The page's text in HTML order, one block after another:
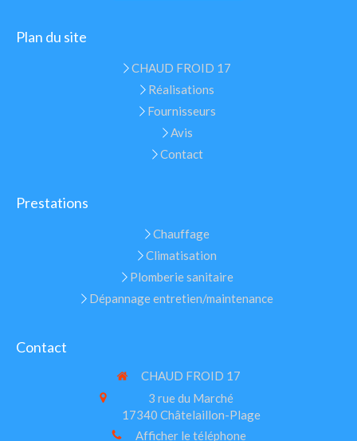
Plan du site
CHAUD FROID 17
Réalisations
Fournisseurs
Avis
Contact
Prestations
Chauffage
Climatisation
Plomberie sanitaire
Dépannage entretien/maintenance
Contact
CHAUD FROID 17
3 rue du Marché
17340 Châtelaillon-Plage
Afficher le téléphone